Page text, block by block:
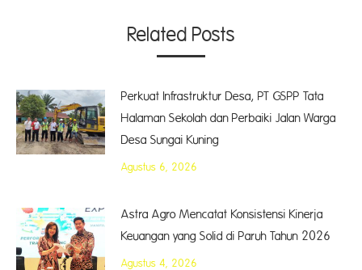
Related Posts
Perkuat Infrastruktur Desa, PT GSPP Tata
Halaman Sekolah dan Perbaiki Jalan Warga
Desa Sungai Kuning
Agustus 6, 2026
Astra Agro Mencatat Konsistensi Kinerja
Keuangan yang Solid di Paruh Tahun 2026
Agustus 4, 2026